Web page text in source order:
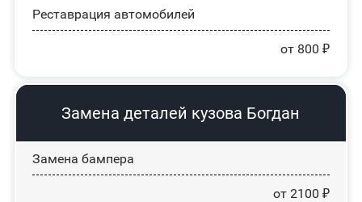
Реставрация автомобилей
от 800 ₽
Замена деталей кузова Богдан
Замена бампера
от 2100 ₽